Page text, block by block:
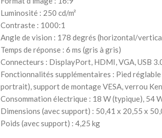
Luminosité : 250 cd/m²
Contraste : 1000:1
Angle de vision : 178 degrés (horizontal/
Temps de réponse : 6 ms (gris à gris)
Connecteurs : DisplayPort, HDMI, VGA, USB
Fonctionnalités supplémentaires : Pied
portrait), support de montage VESA, verrou
Consommation électrique : 18 W (typique), 54
Dimensions (avec support) : 50,41 x 20,55 x
Poids (avec support) : 4,25 kg